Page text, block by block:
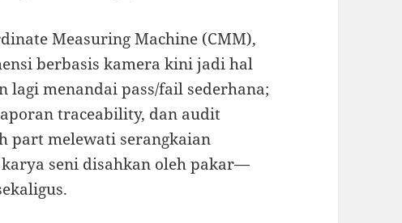
Measuring Machine (CMM),
berbasis kamera kini jadi hal
lagi menandai pass/fail sederhana;
traceability, dan audit
part melewati serangkaian
seni disahkan oleh pakar—